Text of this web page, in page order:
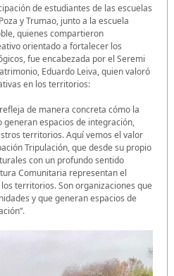
de estudiantes de las escuelas
y Trumao, junto a la escuela
quienes compartieron
orientado a fortalecer los
fue encabezada por el Seremi
Eduardo Leiva, quien valoró
en los territorios:
de manera concreta cómo la
espacios de integración,
territorios. Aquí vemos el valor
Tripulación, que desde su propio
con un profundo sentido
Comunitaria representan el
territorios. Son organizaciones que
y que generan espacios de